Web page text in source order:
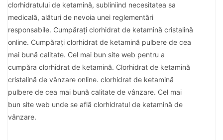
clorhidratului de ketamină, subliniind necesitatea sa
medicală, alături de nevoia unei reglementări
responsabile. Cumpărați clorhidrat de ketamină cristalină
online. Cumpărați clorhidrat de ketamină pulbere de cea
mai bună calitate. Cel mai bun site web pentru a
cumpăra clorhidrat de ketamină. Clorhidrat de ketamină
cristalină de vânzare online. clorhidrat de ketamină
pulbere de cea mai bună calitate de vânzare. Cel mai
bun site web unde se află clorhidratul de ketamină de
vânzare.